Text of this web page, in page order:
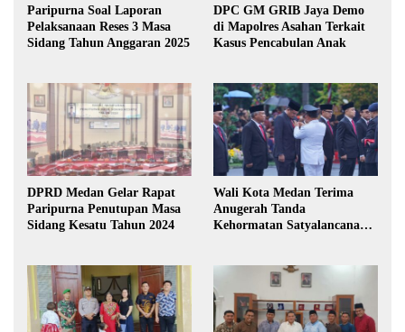
Paripurna Soal Laporan
Pelaksanaan Reses 3 Masa
Sidang Tahun Anggaran 2025
DPC GM GRIB Jaya Demo
di Mapolres Asahan Terkait
Kasus Pencabulan Anak
DPRD Medan Gelar Rapat
Paripurna Penutupan Masa
Sidang Kesatu Tahun 2024
Wali Kota Medan Terima
Anugerah Tanda
Kehormatan Satyalancana